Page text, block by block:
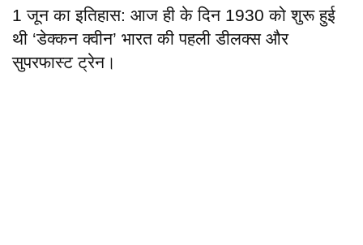
1 जून का इतिहास: आज ही के दिन 1930 को शुरू हुई
थी ‘डेक्कन क्वीन’ भारत की पहली डीलक्स और
सुपरफास्ट ट्रेन।